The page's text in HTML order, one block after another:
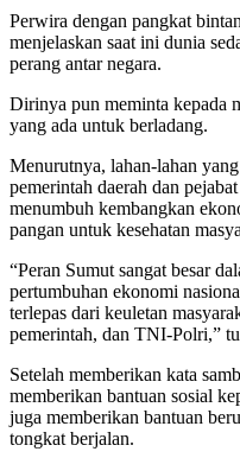
Perwira dengan pangkat
menjelaskan saat ini dunia
perang antar negara.
Dirinya pun meminta kepada
yang ada untuk berladang.
Menurutnya, lahan-lahan
pemerintah daerah dan
menumbuh kembangkan
pangan untuk kesehatan
“Peran Sumut sangat besar
pertumbuhan ekonomi
terlepas dari keuletan
pemerintah, dan TNI-Polri,”
Setelah memberikan kata
memberikan bantuan sosial
juga memberikan bantuan
tongkat berjalan.